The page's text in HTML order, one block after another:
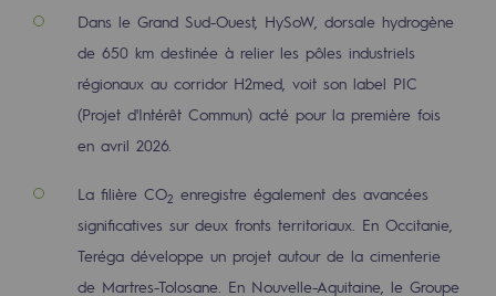
Notre investissement dans les
Inclusion
Mixité et égalité Femme-Homme
QVCT
Sécurité
Sécurité
PARI 2035, le programme de sécurité
Dans le Grand Sud-Ouest, HySoW, dorsale hydrogène
de 650 km destinée à relier les pôles industriels
régionaux au corridor H2med, voit son label PIC
(Projet d'Intérêt Commun) acté pour la première fois
en avril 2026.
La filière CO2 enregistre également des avancées
significatives sur deux fronts territoriaux. En Occitanie,
Teréga développe un projet autour de la cimenterie
de Martres-Tolosane. En Nouvelle-Aquitaine, le Groupe